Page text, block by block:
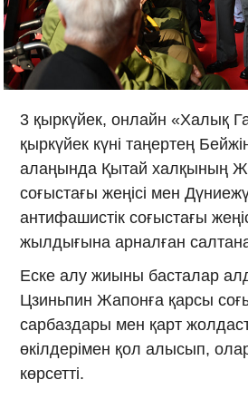
3 қыркүйек, онлайн «Халық
қыркүйек күні таңертең
алаңында Қытай халқының
соғыстағы жеңісі мен
антифашистік соғыстағы
жылдығына арналған
Еске алу жиыны басталар
Цзиньпин Жапонға қарсы
сарбаздары мен қарт
өкілдерімен қол алысып,
көрсетті.